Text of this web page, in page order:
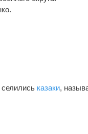
селились казаки,